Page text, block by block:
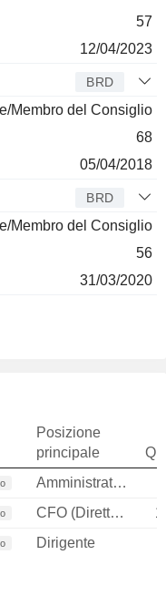
57
12/04/2023
BRD
Membro del Consiglio
68
05/04/2018
BRD
Membro del Consiglio
56
31/03/2020
Posizione
principale
Amministratore delegato
CFO (Direttore finanziario)
Dirigente